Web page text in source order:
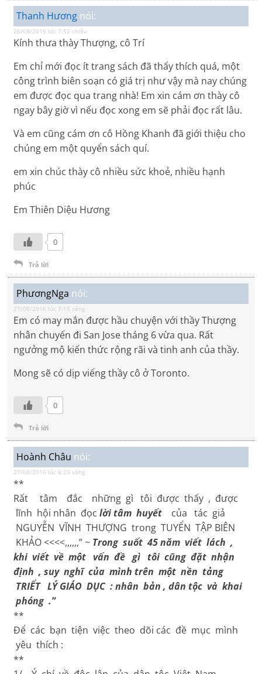
Thanh Hương nói:
26/08/2016 lúc 7:52 chiều
Kính thưa thày Thượng, cô Trí
Em chỉ mới đọc ít trang sách đã thấy thích quá, một
công trình biên soạn có giá trị như vậy mà nay chúng
em được đọc qua trang nhà! Em xin cám ơn thày cô
ngay bây giờ vì nếu đọc xong em sẽ phải đọc rất lâu.
Và em cũng cám ơn cô Hồng Khanh đã giới thiệu cho
chúng em một quyển sách quí.
em xin chúc thày cô nhiều sức khoẻ, nhiều hạnh
phúc
Em Thiên Diệu Hương
0
Trả lời
PhươngNga nói:
27/08/2016 lúc 7:15 sáng
Em có may mắn được hầu chuyện với thầy Thượng
nhân chuyến đi San Jose tháng 6 vừa qua. Rất
ngưởng mộ kiến thức rộng rãi và tinh anh của thầy.
Mong sẽ có dịp viếng thầy cô ở Toronto.
0
Trả lời
Hoành Châu nói:
27/08/2016 lúc 8:23 sáng
**
Rất tâm đắc những gì tôi được thấy , được
lĩnh hội nhân đọclời tâm huyết
của tác giả
NGUYỄN VĨNH THƯỢNG trong TUYỂN TẬP BIÊN
KHẢO <<<<,,,,,,” ~ Trong suốt 45 năm viết lách ,
khi viết về một vấn đề gì tôi cũng đặt nhận
định , suy nghĩ của mình trên một nền tảng
TRIẾT LÝ GIÁO DỤC : nhân bản , dân tộc và khai
phóng .”
**
Để các bạn tiện việc theo dõi các đề mục mình
yêu thích :
**